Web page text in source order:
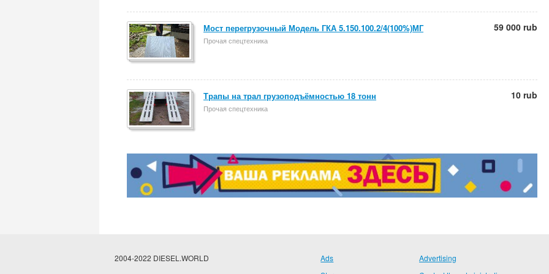
Мост перегрузочный Модель ГКА 5.150.100.2/4(100%)МГ
Прочая спецтехника
59 000 rub
Трапы на трал грузоподъёмностью 18 тонн
Прочая спецтехника
10 rub
2004-2022 DIESEL.WORLD
Ads
Advertising